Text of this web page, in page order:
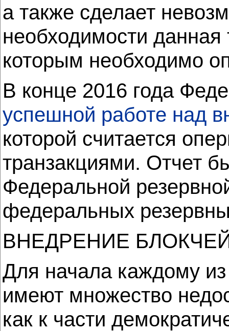
а также сделает
необходимости данная
которым необходимо
В конце 2016 года
успешной работе над
которой считается
транзакциями. Отчет
Федеральной
федеральных
ВНЕДРЕНИЕ
Для начала каждому
имеют множество
как к части